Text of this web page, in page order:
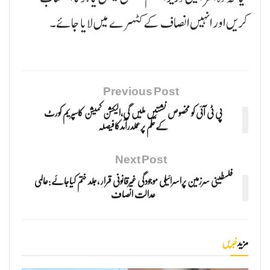
کریں اور انہیں انصاف کے کٹہرے میں لایا جائے۔
Previous Post
پی ٹی آئی کو مخصوص نشستیں ملیں گی،الیکشن کمیشن کاسپریم کورٹ
کےحکم پرعملدرآمدکافیصلہ
Next Post
فلسطینی سرزمین پراسرائیلی موجودگی غیرقانونی قرار ،جلد ختم کیاجائے:عالمی
عدالت انصاف
مزیدخبریں